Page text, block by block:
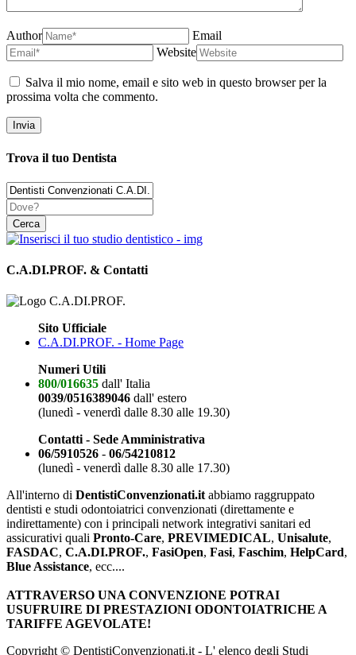
Author
Email
Website
Salva il mio nome, email e sito web in questo browser per la
prossima volta che commento.
Trova il tuo Dentista
C.A.DI.PROF. & Contatti
Sito Ufficiale
C.A.DI.PROF. - Home Page
Numeri Utili
800/016635 dall' Italia
0039/0516389046 dall' estero
(lunedì - venerdì dalle 8.30 alle 19.30)
Contatti - Sede Amministrativa
06/5910526 - 06/54210812
(lunedì - venerdì dalle 8.30 alle 17.30)
All'interno di DentistiConvenzionati.it abbiamo raggruppato
dentisti e studi odontoiatrici convenzionati (direttamente e
indirettamente) con i principali network integrativi sanitari ed
assicurativi quali Pronto-Care, PREVIMEDICAL, Unisalute,
FASDAC, C.A.DI.PROF., FasiOpen, Fasi, Faschim, HelpCard,
Blue Assistance, ecc....
ATTRAVERSO UNA CONVENZIONE POTRAI
USUFRUIRE DI PRESTAZIONI ODONTOIATRICHE A
TARIFFE AGEVOLATE!
Copyright © DentistiConvenzionati.it - L' elenco degli Studi